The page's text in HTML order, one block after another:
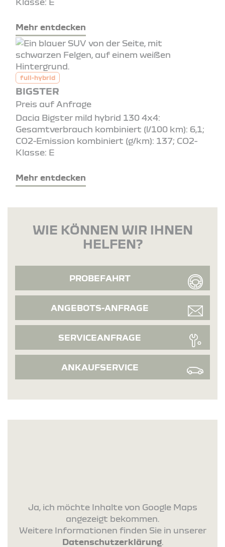
Mehr entdecken
full-hybrid
BIGSTER
Preis auf Anfrage
Dacia Bigster mild hybrid 130 4x4:
Gesamtverbrauch kombiniert (l/100 km): 6,1;
CO2-Emission kombiniert (g/km): 137; CO2-
Klasse: E
Mehr entdecken
WIE KÖNNEN WIR IHNEN
HELFEN?
PROBEFAHRT
ANGEBOTS-ANFRAGE
SERVICEANFRAGE
ANKAUFSERVICE
Ja, ich möchte Inhalte von Google Maps
angezeigt bekommen.
Weitere Informationen finden Sie in unserer
Datenschutzerklärung.